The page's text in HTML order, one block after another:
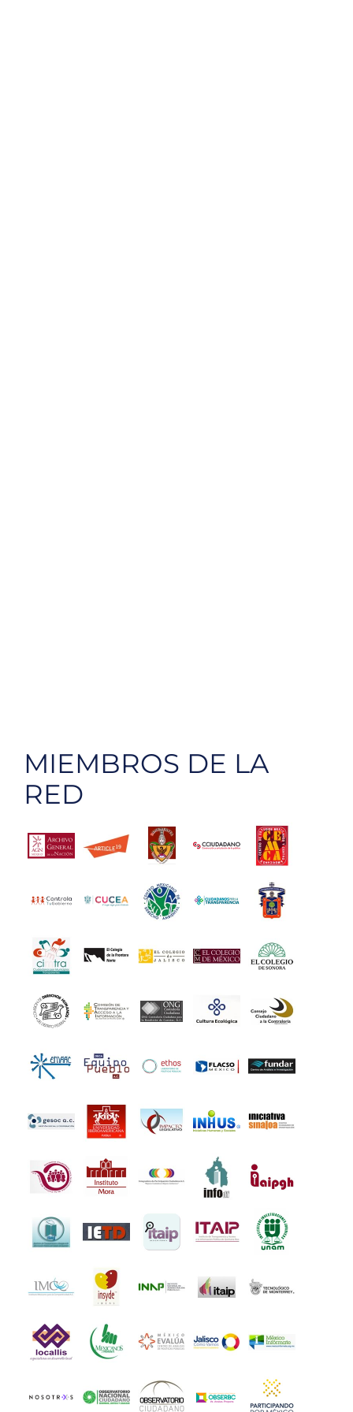
MIEMBROS DE LA
RED